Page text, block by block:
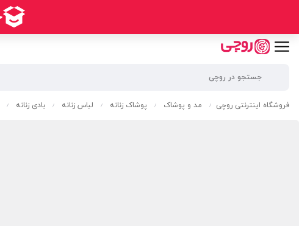
فروشگاه اینترنتی روچی / مد و پوشاک / پوشاک زنانه / لباس زنانه / بادی زنانه /